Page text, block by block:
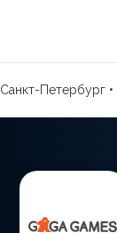
Санкт-Петербург •